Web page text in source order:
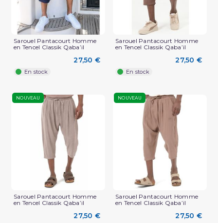
Sarouel Pantacourt Homme
en Tencel Classik Qaba’il
27,50 €
En stock
Sarouel Pantacourt Homme
en Tencel Classik Qaba’il
27,50 €
En stock
NOUVEAU
Sarouel Pantacourt Homme
en Tencel Classik Qaba’il
27,50 €
NOUVEAU
Sarouel Pantacourt Homme
en Tencel Classik Qaba’il
27,50 €